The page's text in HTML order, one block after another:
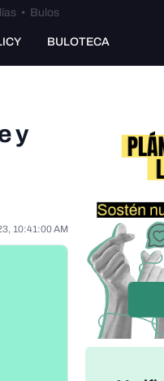
• Bulos
BULOTECA
y
10:41:00 AM